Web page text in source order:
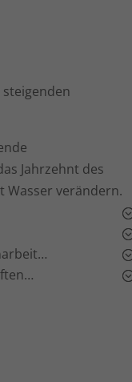
Jahrzehnt des
Wasser verändern.